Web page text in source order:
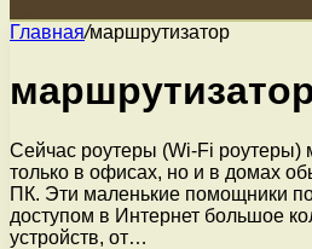
Главная/маршрутизатор
Сейчас роутеры (Wi-Fi роутеры)
только в офисах, но и в домах
ПК. Эти маленькие помощники
доступом в Интернет большое
устройств, от…